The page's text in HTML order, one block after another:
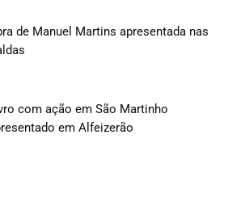
de Manuel Martins apresentada nas
com ação em São Martinho
em Alfeizerão